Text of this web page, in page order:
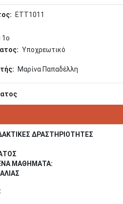
ΕΤΤ1011
1o
Υποχρεωτικό
Μαρίνα Παπαδέλλη
ΔΡΑΣΤΗΡΙΟΤΗΤΕΣ
ΜΑΘΗΜΑΤΑ: